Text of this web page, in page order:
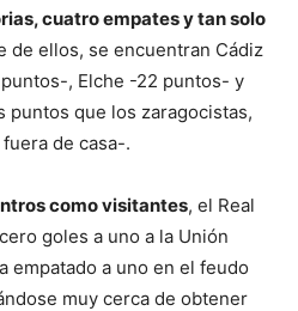
cuatro empates y tan solo
de ellos, se encuentran Cádiz
, Elche -22 puntos- y
puntos que los zaragocistas,
de casa-.
como visitantes, el Real
goles a uno a la Unión
empatado a uno en el feudo
muy cerca de obtener